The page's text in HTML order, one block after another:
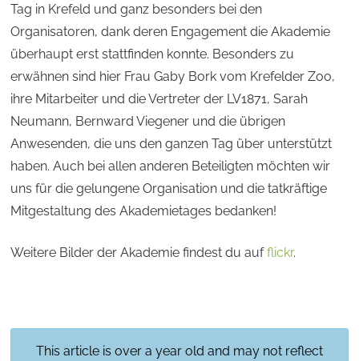
Tag in Krefeld und ganz besonders bei den
Organisatoren, dank deren Engagement die Akademie
überhaupt erst stattfinden konnte. Besonders zu
erwähnen sind hier Frau Gaby Bork vom Krefelder Zoo,
ihre Mitarbeiter und die Vertreter der LV1871, Sarah
Neumann, Bernward Viegener und die übrigen
Anwesenden, die uns den ganzen Tag über unterstützt
haben. Auch bei allen anderen Beteiligten möchten wir
uns für die gelungene Organisation und die tatkräftige
Mitgestaltung des Akademietages bedanken!
Weitere Bilder der Akademie findest du aufflickr.
This article is over a year old and may not reflect